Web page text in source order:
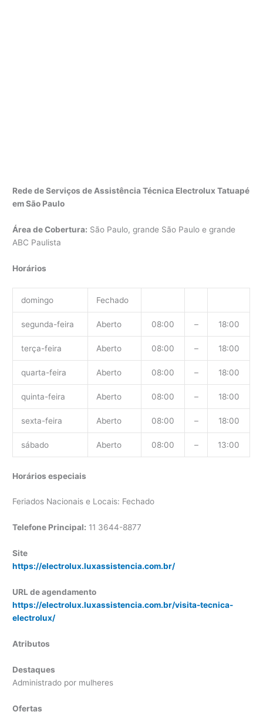
Rede de Serviços de Assistência Técnica Electrolux Tatuapé
em São Paulo
Área de Cobertura: São Paulo, grande São Paulo e grande
ABC Paulista
Horários
domingo Fechado
segunda-feira Aberto 08:00 – 18:00
terça-feira Aberto 08:00 – 18:00
quarta-feira Aberto 08:00 – 18:00
quinta-feira Aberto 08:00 – 18:00
sexta-feira Aberto 08:00 – 18:00
sábado Aberto 08:00 – 13:00
Horários especiais
Feriados Nacionais e Locais: Fechado
Telefone Principal: 11 3644-8877
Site
https://electrolux.luxassistencia.com.br/
URL de agendamento
https://electrolux.luxassistencia.com.br/visita-tecnica-
electrolux/
Atributos
Destaques
Administrado por mulheres
Ofertas